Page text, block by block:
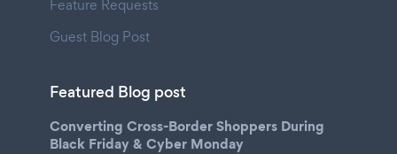
Feature Requests
Guest Blog Post
Featured Blog post
Converting Cross-Border Shoppers During
Black Friday & Cyber Monday